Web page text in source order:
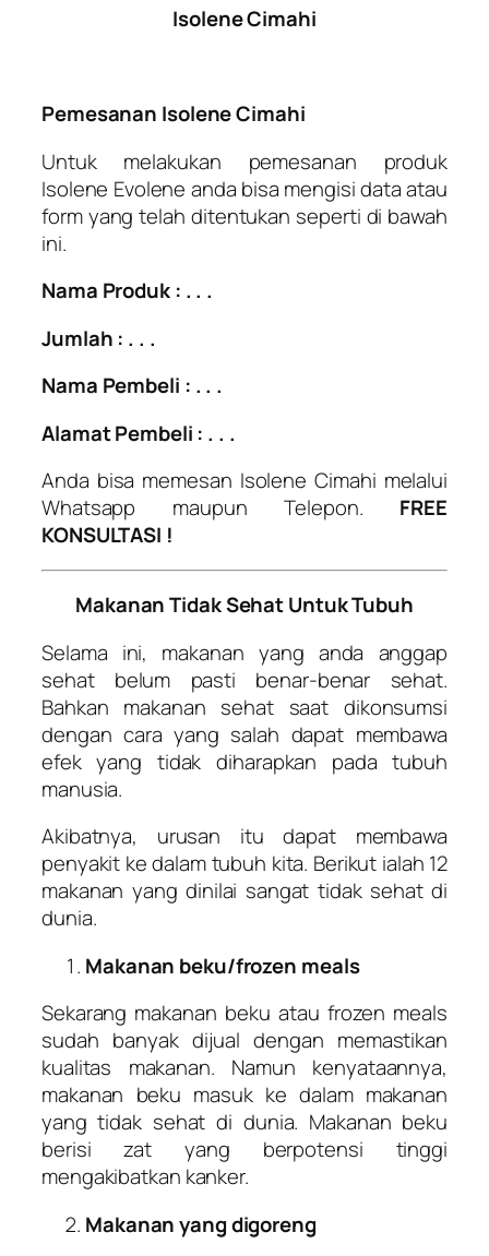
Isolene Cimahi
Pemesanan Isolene Cimahi
Untuk melakukan pemesanan produk
Isolene Evolene anda bisa mengisi data atau
form yang telah ditentukan seperti di bawah
ini.
Nama Produk : . . .
Jumlah : . . .
Nama Pembeli : . . .
Alamat Pembeli : . . .
Anda bisa memesan Isolene Cimahi melalui
Whatsapp maupun Telepon. FREE
KONSULTASI !
Makanan Tidak Sehat Untuk Tubuh
Selama ini, makanan yang anda anggap
sehat belum pasti benar-benar sehat.
Bahkan makanan sehat saat dikonsumsi
dengan cara yang salah dapat membawa
efek yang tidak diharapkan pada tubuh
manusia.
Akibatnya, urusan itu dapat membawa
penyakit ke dalam tubuh kita. Berikut ialah 12
makanan yang dinilai sangat tidak sehat di
dunia.
Makanan beku/frozen meals
Sekarang makanan beku atau frozen meals
sudah banyak dijual dengan memastikan
kualitas makanan. Namun kenyataannya,
makanan beku masuk ke dalam makanan
yang tidak sehat di dunia. Makanan beku
berisi zat yang berpotensi tinggi
mengakibatkan kanker.
Makanan yang digoreng